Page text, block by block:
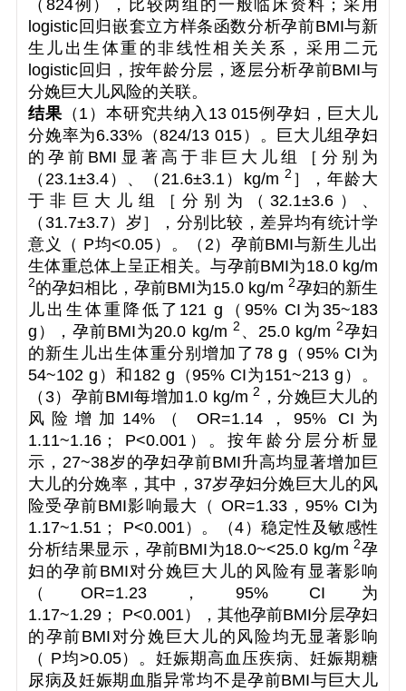
（824例），比较两组的一般临床资料；采用
logistic回归嵌套立方样条函数分析孕前BMI与新
生儿出生体重的非线性相关关系，采用二元
logistic回归，按年龄分层，逐层分析孕前BMI与
分娩巨大儿风险的关联。
结果（1）本研究共纳入13 015例孕妇，巨大儿
分娩率为6.33%（824/13 015）。巨大儿组孕妇
的孕前BMI显著高于非巨大儿组［分别为
（23.1±3.4）、（21.6±3.1）kg/m 2 ］，年龄大
于非巨大儿组［分别为（32.1±3.6）、
（31.7±3.7）岁］，分别比较，差异均有统计学
意义（ P均<0.05）。（2）孕前BMI与新生儿出
生体重总体上呈正相关。与孕前BMI为18.0 kg/m
2的孕妇相比，孕前BMI为15.0 kg/m2孕妇的新生
儿出生体重降低了121 g（95% CI 为35~183
g），孕前BMI为20.0 kg/m 2 、25.0 kg/m 2孕妇
的新生儿出生体重分别增加了78 g（95% CI为
54~102 g）和182 g（95% CI为151~213 g）。
（3）孕前BMI每增加1.0 kg/m2
，分娩巨大儿的
风险增加14%（OR=1.14，95% CI 为
1.11~1.16； P<0.001）。按年龄分层分析显
示，27~38岁的孕妇孕前BMI升高均显著增加巨
大儿的分娩率，其中，37岁孕妇分娩巨大儿的风
险受孕前BMI影响最大（ OR=1.33，95% CI为
1.17~1.51； P<0.001）。（4）稳定性及敏感性
分析结果显示，孕前BMI为18.0~<25.0 kg/m2孕
妇的孕前BMI对分娩巨大儿的风险有显著影响
（OR=1.23，95% CI 为
1.17~1.29； P<0.001），其他孕前BMI分层孕妇
的孕前BMI对分娩巨大儿的风险均无显著影响
（ P均>0.05）。妊娠期高血压疾病、妊娠期糖
尿病及妊娠期血脂异常均不是孕前BMI与巨大儿